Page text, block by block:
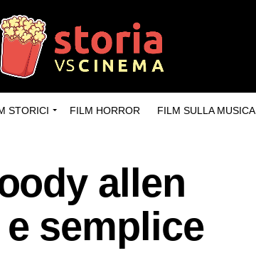
STORICI FILM HORROR FILM SULLA MUSICA
allen
semplice